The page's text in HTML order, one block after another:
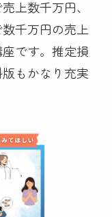
上数千万円、
千万円の売上
です。推定損
もかなり充実